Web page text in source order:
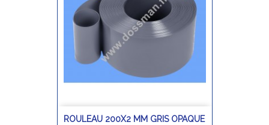
ROULEAU 200X2 MM GRIS OPAQUE